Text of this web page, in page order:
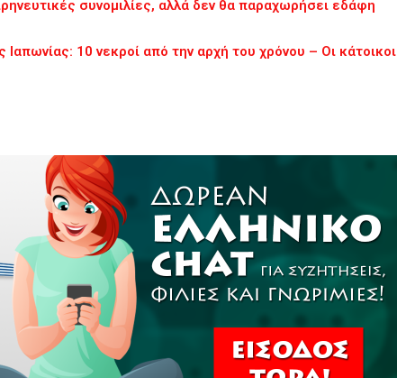
συνομιλίες, αλλά δεν θα παραχωρήσει εδάφη
10 νεκροί από την αρχή του χρόνου – Οι κάτοικοι